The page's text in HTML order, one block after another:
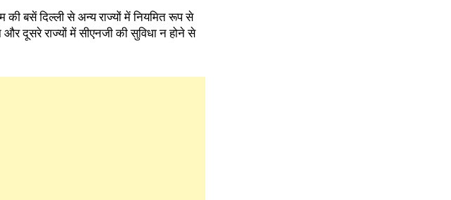
की बसें दिल्ली से अन्य राज्यों में नियमित रूप से
दूसरे राज्यों में सीएनजी की सुविधा न होने से